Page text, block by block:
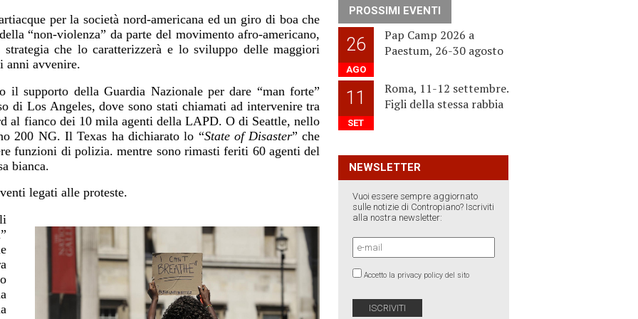
per la società nord-americana ed un giro di boa che
“non-violenza” da parte del movimento afro-americano,
che lo caratterizzerà e lo sviluppo delle maggiori
anni avvenire.
supporto della Guardia Nazionale per dare “man forte”
di Los Angeles, dove sono stati chiamati ad intervenire tra
al fianco dei 10 mila agenti della LAPD. O di Seattle, nello
200 NG. Il Texas ha dichiarato lo “State of Disaster” che
funzioni di polizia. mentre sono rimasti feriti 60 agenti del
bianca.
legati alle proteste.
PROSSIMI EVENTI
26
AGO
Pap Camp 2026 a
Paestum, 26-30 agosto
11
SET
Roma, 11-12 settembre.
Figli della stessa rabbia
NEWSLETTER
Vuoi essere sempre aggiornato
sulle notizie di Contropiano? Iscriviti
alla nostra newsletter:
Accetto la privacy policy del sito